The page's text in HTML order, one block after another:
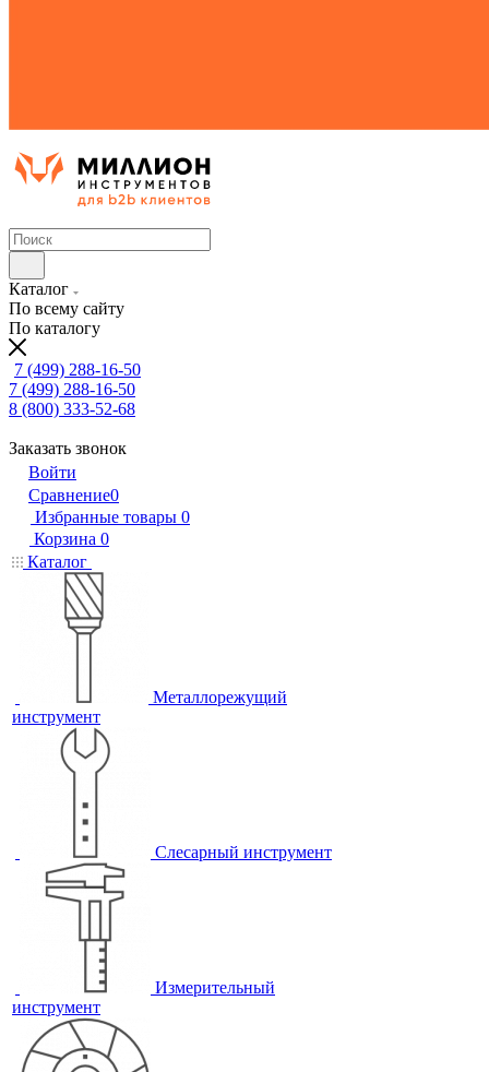
Каталог
По всему сайту
По каталогу
7 (499) 288-16-50
7 (499) 288-16-50
8 (800) 333-52-68
Заказать звонок
Войти
Сравнение0
Избранные товары 0
Корзина 0
Каталог
Металлорежущий
инструмент
Слесарный инструмент
Измерительный
инструмент